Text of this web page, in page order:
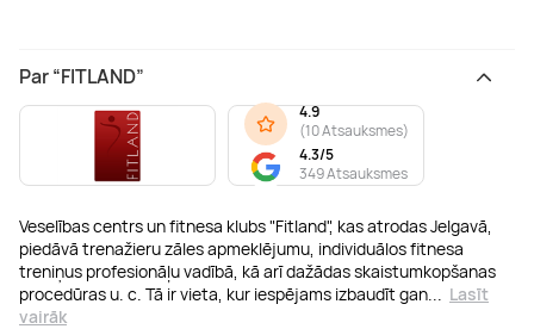
Par “FITLAND”
Veselības centrs un fitnesa klubs "Fitland", kas atrodas Jelgavā,
piedāvā trenažieru zāles apmeklējumu, individuālos fitnesa
treniņus profesionāļu vadībā, kā arī dažādas skaistumkopšanas
procedūras u. c. Tā ir vieta, kur iespējams izbaudīt gan
Lasīt
vairāk
4.9
(10 Atsauksmes)
4.3/5
349 Atsauksmes